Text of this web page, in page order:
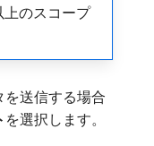
上のスコープ
送信する場合
​を選択します。